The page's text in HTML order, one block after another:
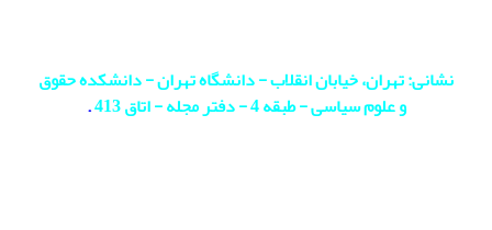
نشانی: تهران، خیابان انقلاب - دانشگاه تهران - دانشکده حقوق
و علوم سیاسی - طبقه 4 - دفتر مجله - اتاق 413
.